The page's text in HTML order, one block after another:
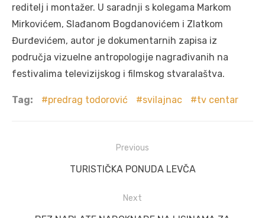
reditelj i montažer. U saradnji s kolegama Markom
Mirkovićem, Slađanom Bogdanovićem i Zlatkom
Đurđevićem, autor je dokumentarnih zapisa iz
područja vizuelne antropologije nagrađivanih na
festivalima televizijskog i filmskog stvaralaštva.
Tag: predrag todorović svilajnac tv centar
navigation
Previous
Previous
TURISTIČKA PONUDA LEVČA
Next